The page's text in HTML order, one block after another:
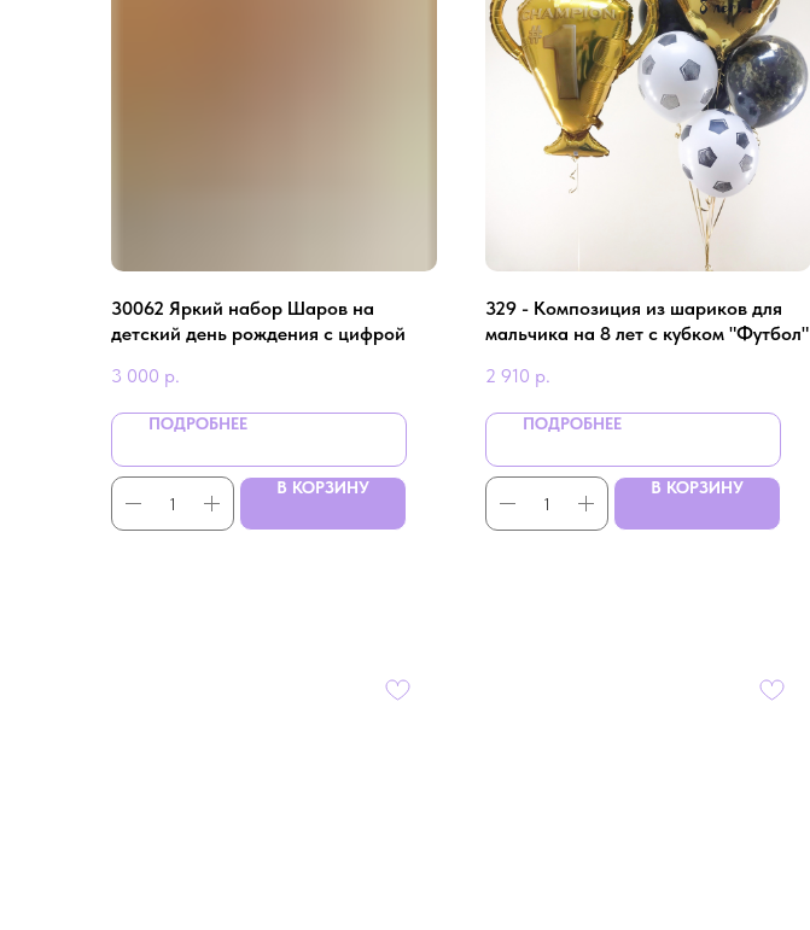
30062 Яркий набор Шаров на
детский день рождения с цифрой
3 000 р.
ПОДРОБНЕЕ
В КОРЗИНУ
329 - Композиция из шариков для
мальчика на 8 лет с кубком "Футбол"
2 910 р.
ПОДРОБНЕЕ
В КОРЗИНУ